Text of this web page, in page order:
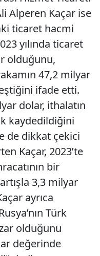
Alperen Kaçar ise
ticaret hacmi
yılında ticaret
olduğunu,
47,2 milyar
ifade etti.
dolar, ithalatın
kaydedildiğini
de dikkat çekici
Kaçar, 2023’te
bir
3,3 milyar
ayrıca
Türk
olduğunu
değerinde